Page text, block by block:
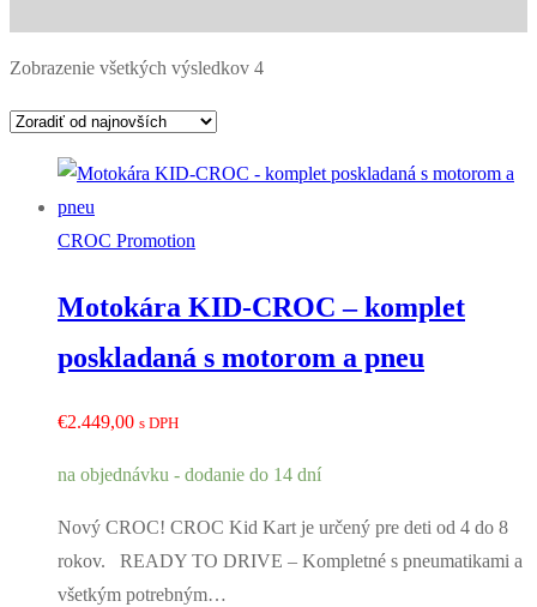
Zobrazenie všetkých výsledkov 4Zoradené
CROC Promotion
Motokára KID-CROC – komplet
poskladaná s motorom a pneu
€2.449,00 s DPH
na objednávku - dodanie do 14 dní
Nový CROC! CROC Kid Kart je určený pre deti od 4 do 8
rokov. READY TO DRIVE – Kompletné s pneumatikami a
všetkým potrebným…